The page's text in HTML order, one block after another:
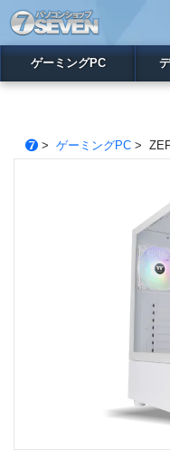
ゲーミングPC
> ゲーミングPC>